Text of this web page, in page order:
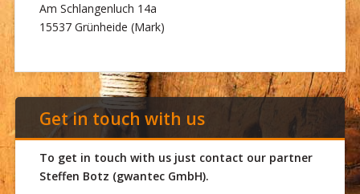
Am Schlangenluch 14a
15537 Grünheide (Mark)
Get in touch with us
To get in touch with us just contact our partner
Steffen Botz (gwantec GmbH).